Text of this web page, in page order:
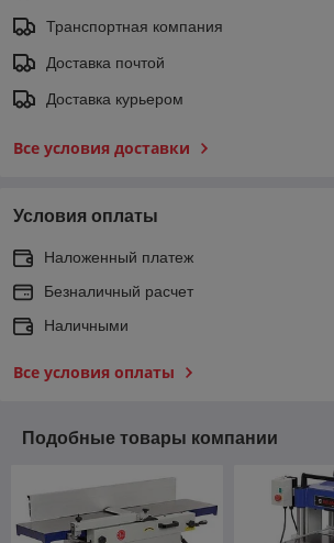
Транспортная компания
Доставка почтой
Доставка курьером
Все условия доставки
Условия оплаты
Наложенный платеж
Безналичный расчет
Наличными
Все условия оплаты
Подобные товары компании